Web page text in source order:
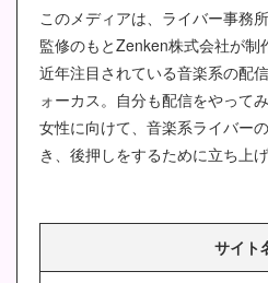
このメディアは、ライバー事務
監修のもとZenken株式会社が制
近年注目されている音楽系の配
ォーカス。自分も配信をやって
女性に向けて、音楽系ライバー
き、後押しをするために立ち上げ
サイト